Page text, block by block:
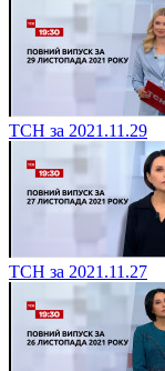
ТСН за 2021.11.29
ТСН за 2021.11.27